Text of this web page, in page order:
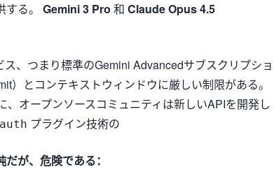
る。 Gemini 3 Pro 和 Claude Opus 4.5
、つまり標準のGemini Advancedサブスクリプショ
）とコンテキストウィンドウに厳しい制限がある。
、オープンソースコミュニティは新しいAPIを開発し
プラグイン技術の
が、危険である：